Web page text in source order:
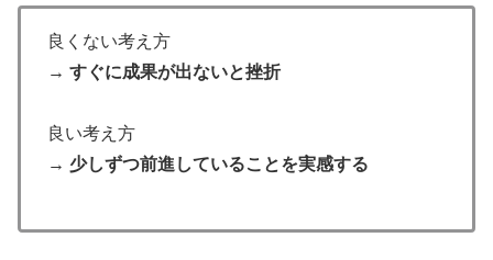
良くない考え方
→ すぐに成果が出ないと挫折
良い考え方
→ 少しずつ前進していることを実感する